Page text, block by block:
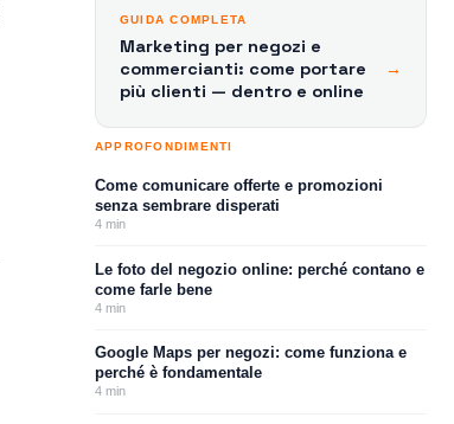
GUIDA COMPLETA
Marketing per negozi e
commercianti: come portare
più clienti — dentro e online
→
APPROFONDIMENTI
Come comunicare offerte e promozioni
senza sembrare disperati
4 min
Le foto del negozio online: perché contano e
come farle bene
4 min
Google Maps per negozi: come funziona e
perché è fondamentale
4 min